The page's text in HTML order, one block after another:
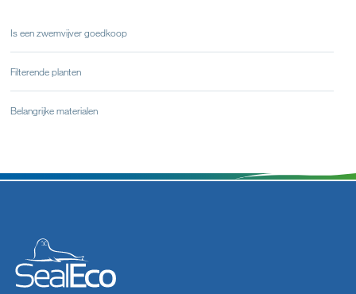
Is een zwemvijver goedkoop
Filterende planten
Belangrijke materialen